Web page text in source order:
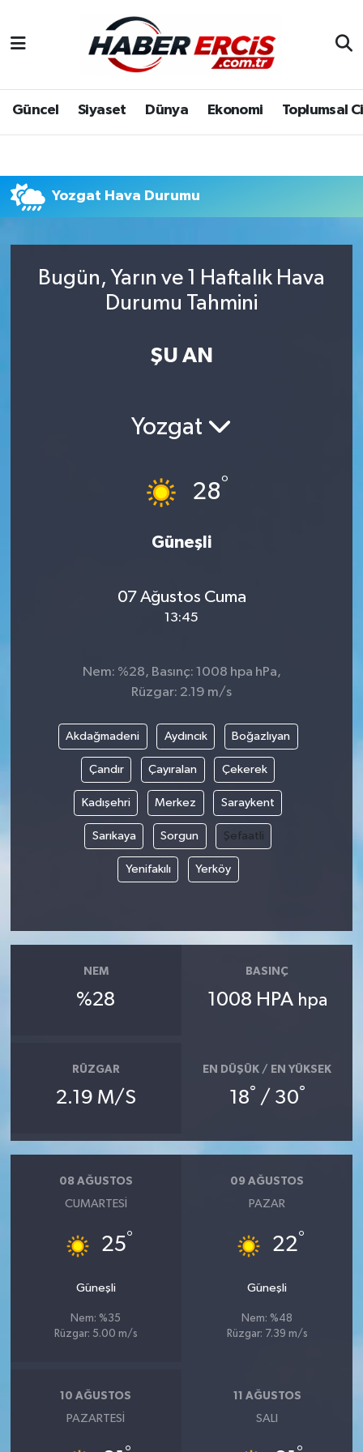
Güncel Siyaset Dünya Ekonomi Toplumsal
Yozgat Hava Durumu
Bugün, Yarın ve 1 Haftalık Hava
Durumu Tahmini
ŞU AN
Yozgat
28°
Güneşli
07 Ağustos Cuma
13:45
Nem: %28, Basınç: 1008 hpa hPa,
Rüzgar: 2.19 m/s
Akdağmadeni Aydıncık Boğazlıyan
Çandır Çayıralan Çekerek
Kadışehri Merkez Saraykent
Sarıkaya Sorgun Şefaatli
Yenifakılı Yerköy
NEM
%28
BASINÇ
1008 HPA hpa
RÜZGAR
2.19 M/S
EN DÜŞÜK / EN YÜKSEK
18° / 30°
08 AĞUSTOS
CUMARTESI
25°
Güneşli
Nem: %35
Rüzgar: 5.00 m/s
09 AĞUSTOS
PAZAR
22°
Güneşli
Nem: %48
Rüzgar: 7.39 m/s
10 AĞUSTOS
PAZARTESI
11 AĞUSTOS
SALI